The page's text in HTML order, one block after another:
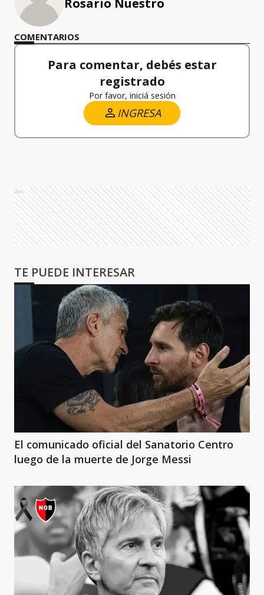
COMENTARIOS
Para comentar, debés estar
registrado
Por favor, iniciá sesión
INGRESA
Ads
TE PUEDE INTERESAR
El comunicado oficial del Sanatorio Centro
luego de la muerte de Jorge Messi